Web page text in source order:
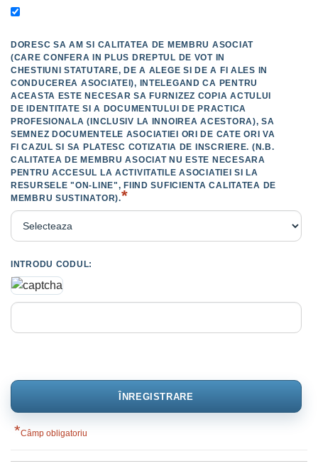
DORESC SA AM SI CALITATEA DE MEMBRU ASOCIAT
(CARE CONFERA IN PLUS DREPTUL DE VOT IN
CHESTIUNI STATUTARE, DE A ALEGE SI DE A FI ALES IN
CONDUCEREA ASOCIATEI), INTELEGAND CA PENTRU
ACEASTA ESTE NECESAR SA FURNIZEZ COPIA ACTULUI
DE IDENTITATE SI A DOCUMENTULUI DE PRACTICA
PROFESIONALA (INCLUSIV LA INNOIREA ACESTORA), SA
SEMNEZ DOCUMENTELE ASOCIATIEI ORI DE CATE ORI VA
FI CAZUL SI SA PLATESC COTIZATIA DE INSCRIERE. (N.B.
CALITATEA DE MEMBRU ASOCIAT NU ESTE NECESARA
PENTRU ACCESUL LA ACTIVITATILE ASOCIATIEI SI LA
RESURSELE "ON-LINE", FIIND SUFICIENTA CALITATEA DE
MEMBRU SUSTINATOR).*
INTRODU CODUL:
*Câmp obligatoriu